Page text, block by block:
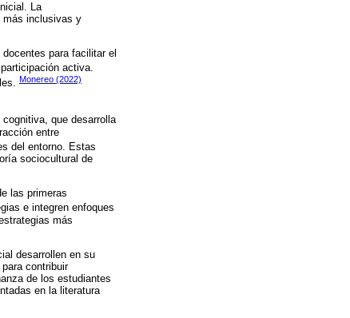
La
más inclusivas y
para facilitar el
activa.
Monereo (2022)
cognitiva, que desarrolla
entre
del entorno. Estas
sociocultural de
las primeras
e integren enfoques
más
desarrollen en su
contribuir
de los estudiantes
en la literatura